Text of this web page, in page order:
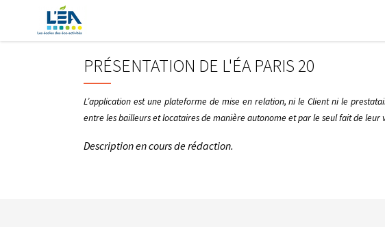
PRÉSENTATION DE L'ÉA PARIS 20
L’application est une plateforme de mise en relation, ni le Client ni le
entre les bailleurs et locataires de manière autonome et par le seul fait de leur
Description en cours de rédaction.